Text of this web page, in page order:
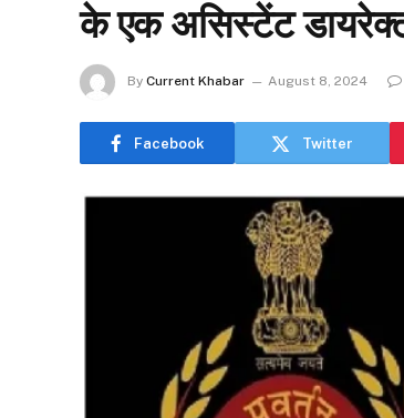
के एक असिस्टेंट
By Current Khabar August 8, 2024
Facebook Twitter